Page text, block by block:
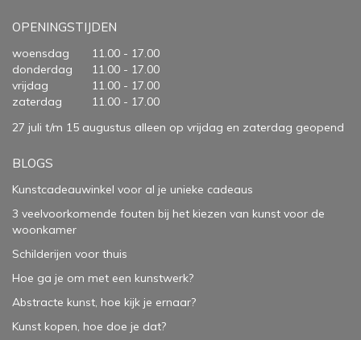
OPENINGSTIJDEN
woensdag
11.00 - 17.00
donderdag
11.00 - 17.00
vrijdag
11.00 - 17.00
zaterdag
11.00 - 17.00
27 juli t/m 15 augustus alleen op vrijdag en zaterdag geopend
BLOGS
Kunstcadeauwinkel voor al je unieke cadeaus
3 veelvoorkomende fouten bij het kiezen van kunst voor de
woonkamer
Schilderijen voor thuis
Hoe ga je om met een kunstwerk?
Abstracte kunst, hoe kijk je ernaar?
Kunst kopen, hoe doe je dat?